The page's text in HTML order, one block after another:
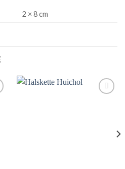
2 × 8 cm